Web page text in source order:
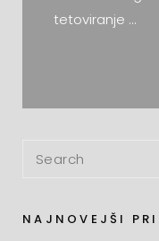
tetoviranje …
Search
NAJNOVEJŠI